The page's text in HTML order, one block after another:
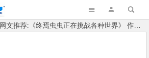
网文推荐:《终焉虫虫正在挑战各种世界》 作者：草履虫历险记（1-540） TXT下载